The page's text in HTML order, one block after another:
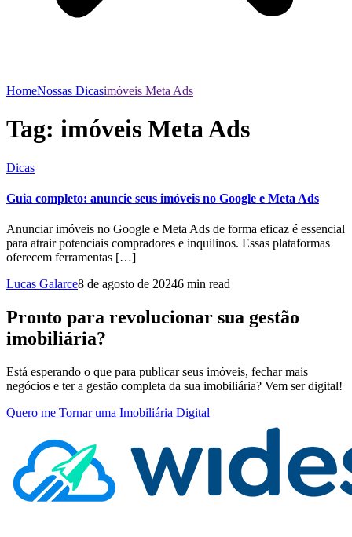
HomeNossas Dicasimóveis Meta Ads
Tag: imóveis Meta Ads
Dicas
Guia completo: anuncie seus imóveis no Google e Meta Ads
Anunciar imóveis no Google e Meta Ads de forma eficaz é essencial
para atrair potenciais compradores e inquilinos. Essas plataformas
oferecem ferramentas […]
Lucas Galarce8 de agosto de 20246 min read
Pronto para revolucionar sua gestão
imobiliária?
Está esperando o que para publicar seus imóveis, fechar mais
negócios e ter a gestão completa da sua imobiliária? Vem ser digital!
Quero me Tornar uma Imobiliária Digital